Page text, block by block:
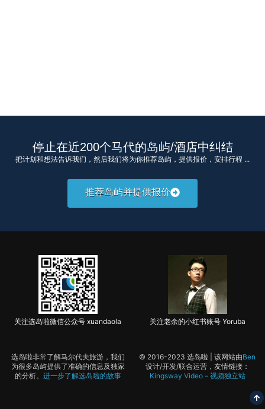
停止在近200个马代的岛屿/酒店中纠结
把计划和想法告诉我们，然后我们将为你推荐岛屿，提供报价，安排行程 ...
推荐岛屿并提供报价
关注选岛啦微信公众号 xuandaola 关注老余的小红书账号 Yoruba
选岛啦非常了解马尔代夫旅游，我们
为很多岛屿提供了准确的信息及独家
的分析。 进一步了解选岛啦的故事
© 2016-2023 选岛啦 | 该网站由Ben
设计/开发/联合运营，友情链接：
Kingsway Video – 视频独立站